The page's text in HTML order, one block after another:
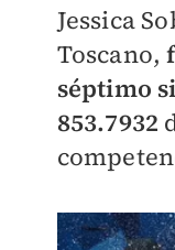
Jessica
Toscano,
séptimo
853.7932
c